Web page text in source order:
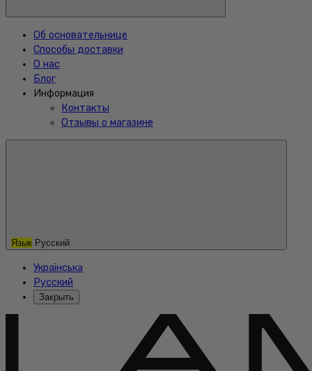
Об основательнице
Способы доставки
О нас
Блог
Информация
Контакты
Отзывы о магазине
Язык Русский
Українська
Русский
Закрыть